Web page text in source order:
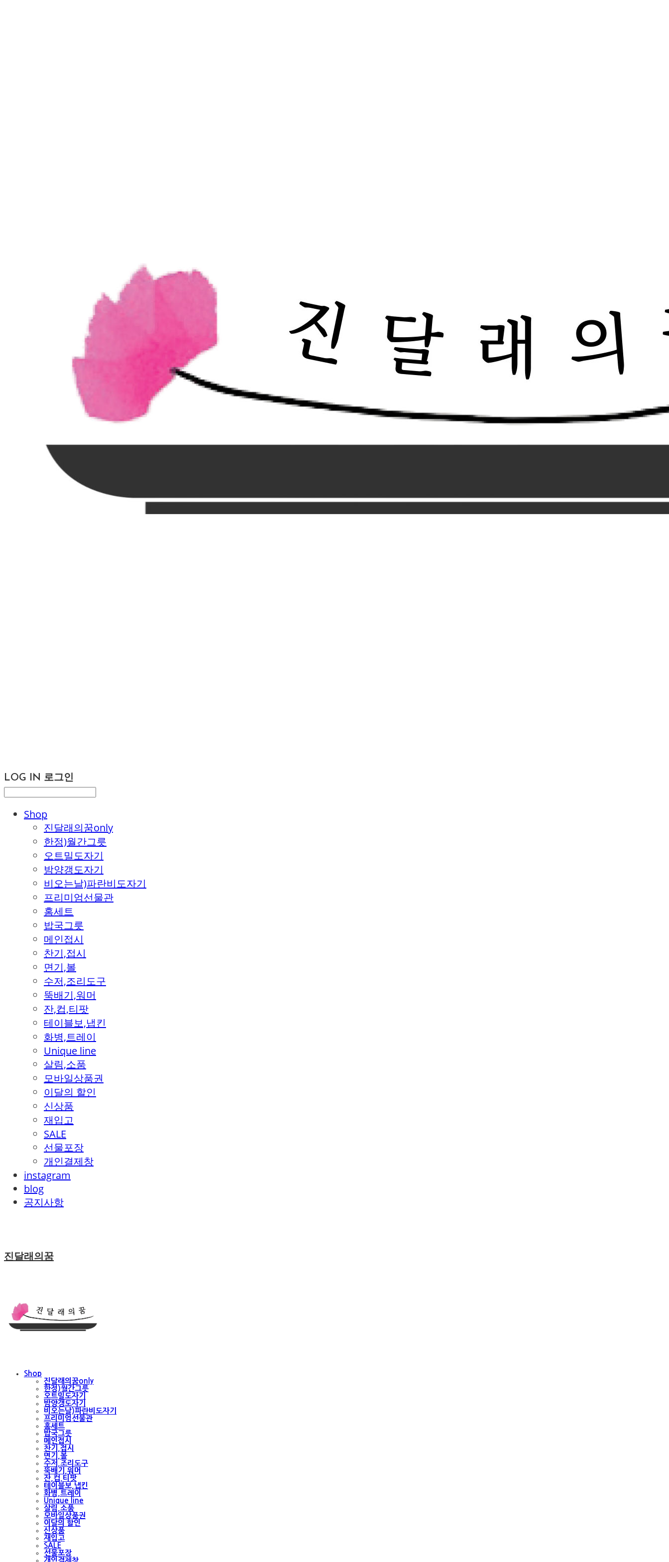
LOG IN 로그인
Shop
진달래의꿈only
한정)월간그릇
오트밀도자기
밤양갱도자기
비오는날)파란비도자기
프리미엄선물관
홈세트
밥국그릇
메인접시
찬기,접시
면기,볼
수저,조리도구
뚝배기,워머
잔,컵,티팟
테이블보,냅킨
화병,트레이
Unique line
살림,소품
모바일상품권
이달의 할인
신상품
재입고
SALE
선물포장
개인결제창
instagram
blog
공지사항
진달래의꿈
Shop
진달래의꿈only
한정)월간그릇
오트밀도자기
밤양갱도자기
비오는날)파란비도자기
프리미엄선물관
홈세트
밥국그릇
메인접시
찬기,접시
면기,볼
수저,조리도구
뚝배기,워머
잔,컵,티팟
테이블보,냅킨
화병,트레이
Unique line
살림,소품
모바일상품권
이달의 할인
신상품
재입고
SALE
선물포장
개인결제창